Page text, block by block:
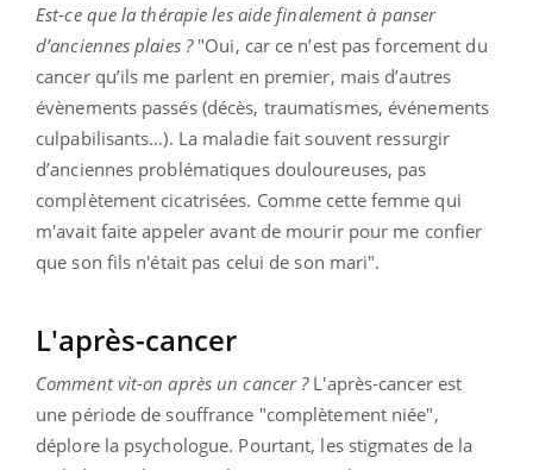
Est-ce que la thérapie les aide finalement à panser
d’anciennes plaies ?"Oui, car ce n’est pas forcement du
cancer qu’ils me parlent en premier, mais d’autres
évènements passés (décès, traumatismes, événements
culpabilisants…). La maladie fait souvent ressurgir
d’anciennes problématiques douloureuses, pas
complètement cicatrisées. Comme cette femme qui
m'avait faite appeler avant de mourir pour me confier
que son fils n'était pas celui de son mari".
L'après-cancer
Comment vit-on après un cancer ?L'après-cancer est
une période de souffrance "complètement niée",
déplore la psychologue. Pourtant, les stigmates de la